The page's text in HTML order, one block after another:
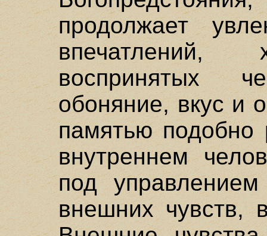
продолжает
впечатлений,
воспринятых
обоняние, вкус и
памятью подобно
внутреннем
под
внешних чувств,